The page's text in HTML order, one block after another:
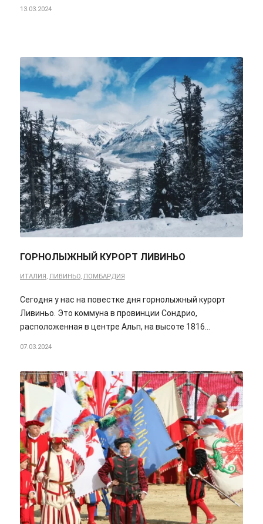
13.03.2024
ГОРНОЛЫЖНЫЙ КУРОРТ ЛИВИНЬО
ИТАЛИЯ , ЛИВИНЬО, ЛОМБАРДИЯ
Сегодня у нас на повестке дня горнолыжный курорт
Ливиньо. Это коммуна в провинции Сондрио,
расположенная в центре Альп, на высоте 1816…
07.03.2024